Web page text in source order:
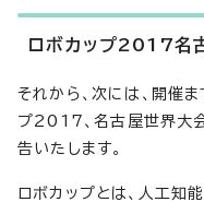
ロボカップ2017名
それから、次には、開催
プ2017、名古屋世界大
告いたします。
ロボカップとは、人工知